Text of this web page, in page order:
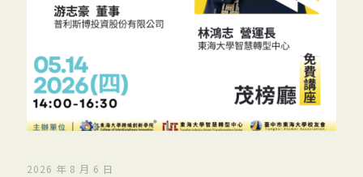
2026 年 8 月 6 日